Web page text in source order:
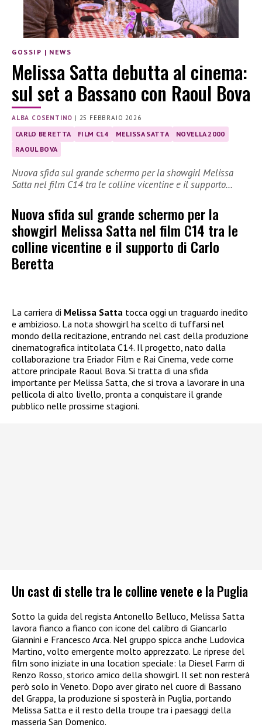
GOSSIP | NEWS
Melissa Satta debutta al cinema:
sul set a Bassano con Raoul Bova
ALBA COSENTINO | 25 FEBBRAIO 2026
CARLO BERETTA FILM C14 MELISSA SATTA
NOVELLA 2000
RAOUL BOVA
Nuova sfida sul grande schermo per la showgirl Melissa
Satta nel film C14 tra le colline vicentine e il supporto…
Nuova sfida sul grande schermo per la
showgirl Melissa Satta nel film C14 tra le
colline vicentine e il supporto di Carlo
Beretta
La carriera di Melissa Satta tocca oggi un traguardo inedito
e ambizioso. La nota showgirl ha scelto di tuffarsi nel
mondo della recitazione, entrando nel cast della produzione
cinematografica intitolata C14. Il progetto, nato dalla
collaborazione tra Eriador Film e Rai Cinema, vede come
attore principale Raoul Bova. Si tratta di una sfida
importante per Melissa Satta, che si trova a lavorare in una
pellicola di alto livello, pronta a conquistare il grande
pubblico nelle prossime stagioni.
Un cast di stelle tra le colline venete e la Puglia
Sotto la guida del regista Antonello Belluco, Melissa Satta
lavora fianco a fianco con icone del calibro di Giancarlo
Giannini e Francesco Arca. Nel gruppo spicca anche Ludovica
Martino, volto emergente molto apprezzato. Le riprese del
film sono iniziate in una location speciale: la Diesel Farm di
Renzo Rosso, storico amico della showgirl. Il set non resterà
però solo in Veneto. Dopo aver girato nel cuore di Bassano
del Grappa, la produzione si sposterà in Puglia, portando
Melissa Satta e il resto della troupe tra i paesaggi della
masseria San Domenico.